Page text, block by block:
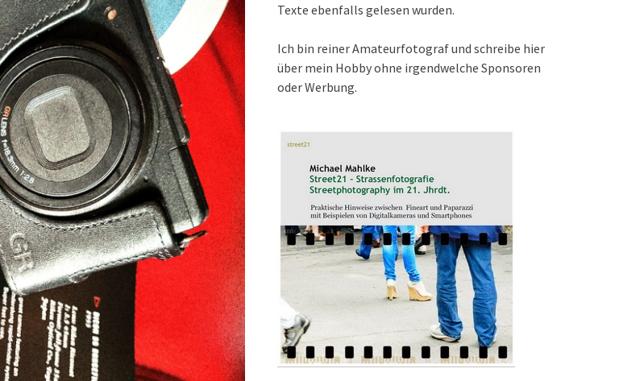
Texte ebenfalls gelesen wurden.
Ich bin reiner Amateurfotograf und schreibe hier
über mein Hobby ohne irgendwelche Sponsoren
oder Werbung.